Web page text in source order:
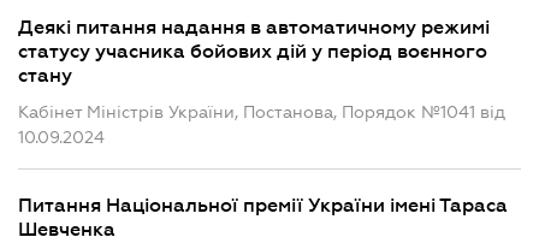
Деякі питання надання в автоматичному режимі
статусу учасника бойових дій у період воєнного
стану
Кабінет Міністрів України, Постанова, Порядок №1041 від
10.09.2024
Питання Національної премії України імені Тараса
Шевченка